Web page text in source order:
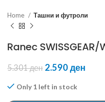
Home Ташни и футроли
Ranec SWISSGEAR/
5.301ден 2.590ден
Only 1 left in stock